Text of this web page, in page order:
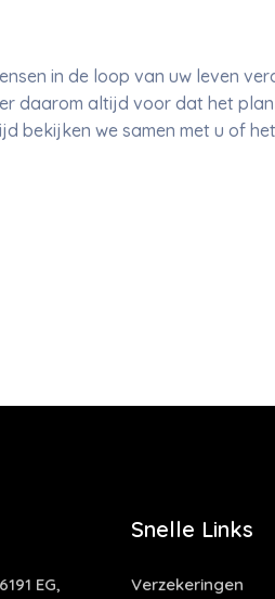
in de loop van uw leven
daarom altijd voor dat het
bekijken we samen met u of
EG,
Snelle Links
Verzekeringen